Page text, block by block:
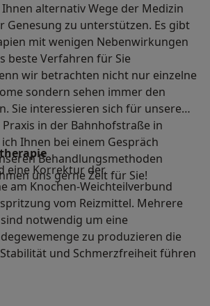
alternativ Wege der Medizin
Genesung zu unterstützen. Es gibt
mit wenigen Nebenwirkungen
beste Verfahren für Sie
wir betrachten nicht nur einzelne
sondern sehen immer den
Sie interessieren sich für unsere
in der Bahnhofstraße in
Ihnen bei einem Gespräch
Behandlungsmethoden
uns gerne Zeit für Sie!
eine Korrektur der
am Knochen-Weichteilverbund
vom Reizmittel. Mehrere
notwendig um eine
zu produzieren die
und Schmerzfreiheit führen